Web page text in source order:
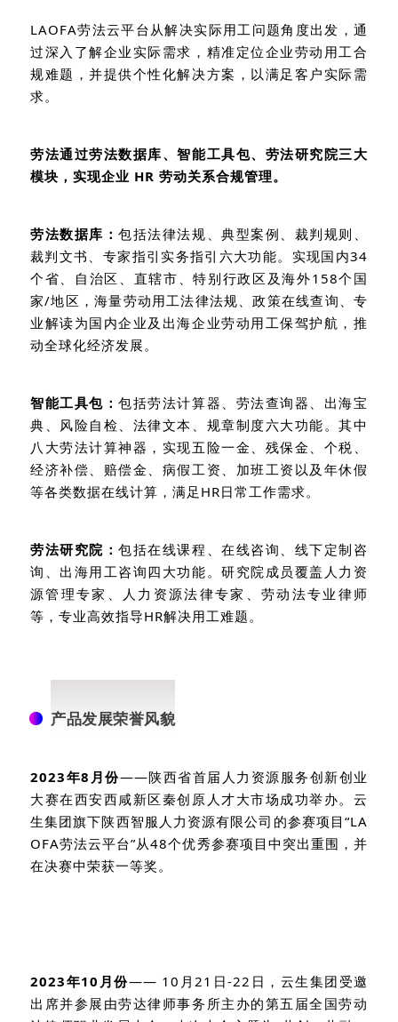
LAOFA劳法云平台从解决实际用工问题角度出发，通
过深入了解企业实际需求，精准定位企业劳动用工合
规难题，并提供个性化解决方案，以满足客户实际需
求。
劳法通过劳法数据库、智能工具包、劳法研究院三大
模块，实现企业 HR 劳动关系合规管理。
劳法数据库：包括法律法规、典型案例、裁判规则、
裁判文书、专家指引实务指引六大功能。实现国内34
个省、自治区、直辖市、特别行政区及海外158个国
家/地区，海量劳动用工法律法规、政策在线查询、专
业解读为国内企业及出海企业劳动用工保驾护航，推
动全球化经济发展。
智能工具包：包括劳法计算器、劳法查询器、出海宝
典、风险自检、法律文本、规章制度六大功能。其中
八大劳法计算神器，实现五险一金、残保金、个税、
经济补偿、赔偿金、病假工资、加班工资以及年休假
等各类数据在线计算，满足 HR日常工作需求。
劳法研究院：包括在线课程、在线咨询、线下定制咨
询、出海用工咨询四大功能。研究院成员覆盖人力资
源管理专家、人力资源法律专家、劳动法专业律师
等，专业高效指导HR解决用工难题。
03
产品发展荣誉风貌
2023年8 月份——陕西省首届人力资源服务创新创业
大赛在西安西咸新区秦创原人才大市场成功举办。云
生集团旗下陕西智服人力资源有限公司的参赛项目“LA
OFA劳法云平台”从48个优秀参赛项目中突出重围，并
在决赛中荣获一等奖。
2023年10 月份—— 10 月 21 日-22 日，云生集团受邀
出席并参展由劳达律师事务所主办的第五届全国劳动